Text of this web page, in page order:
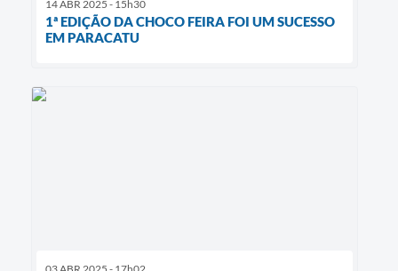
14 ABR 2025 - 15h30
1ª EDIÇÃO DA CHOCO FEIRA FOI UM SUCESSO
EM PARACATU